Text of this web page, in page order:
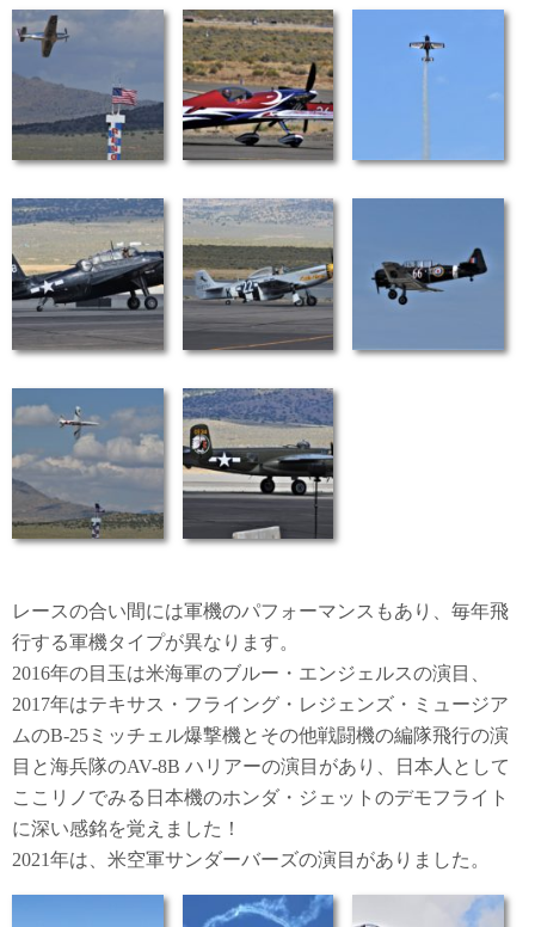
レースの合い間には軍機のパフォーマンスもあり、毎年飛
行する軍機タイプが異なります。
2016年の目玉は米海軍のブルー・エンジェルスの演目、
2017年はテキサス・フライング・レジェンズ・ミュージア
ムのB-25ミッチェル爆撃機とその他戦闘機の編隊飛行の演
目と海兵隊のAV-8B ハリアーの演目があり、日本人として
ここリノでみる日本機のホンダ・ジェットのデモフライト
に深い感銘を覚えました！
2021年は、米空軍サンダーバーズの演目がありました。